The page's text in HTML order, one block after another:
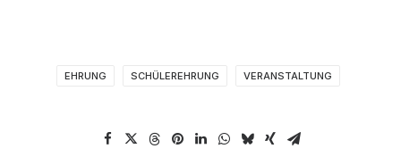
EHRUNG SCHÜLEREHRUNG VERANSTALTUNG